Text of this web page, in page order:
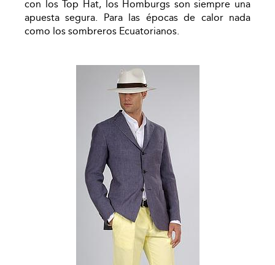
con los Top Hat, los Homburgs son siempre una
apuesta segura. Para las épocas de calor nada
como los sombreros Ecuatorianos.